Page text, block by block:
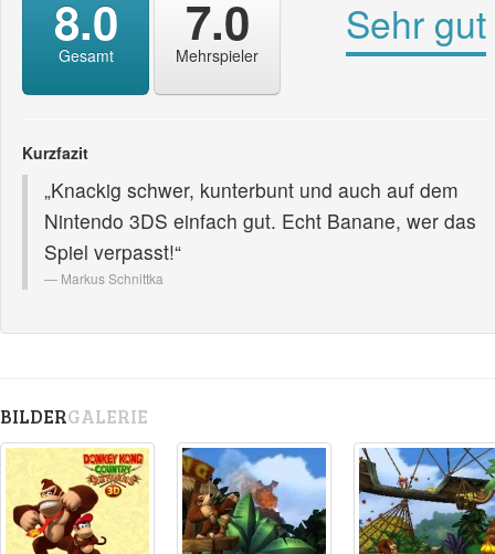
8.0
Gesamt
7.0
Mehrspieler
Sehr gut
Kurzfazit
„Knackig schwer, kunterbunt und auch auf dem
Nintendo 3DS einfach gut. Echt Banane, wer das
Spiel verpasst!“
Markus Schnittka
BILDERGALERIE